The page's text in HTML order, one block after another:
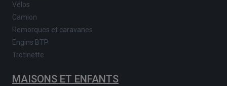
Vélos
Camion
Remorques et caravanes
Engins BTP
Trotinette
MAISONS ET ENFANTS